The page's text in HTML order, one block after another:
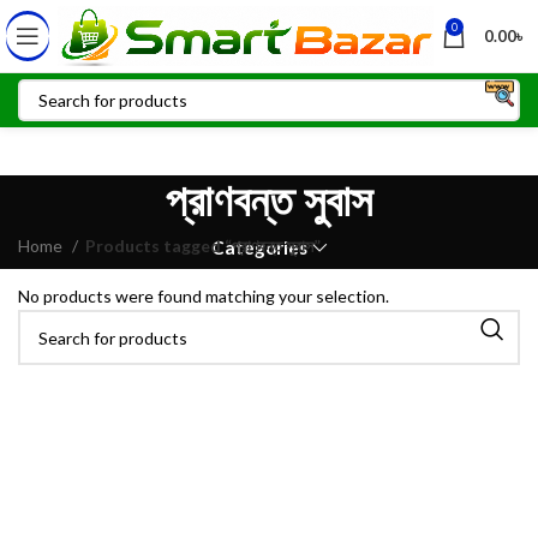
0 0.00৳
প্রাণবন্ত সুবাস
Categories
Home Products tagged “প্রাণবন্ত সুবাস”
No products were found matching your selection.